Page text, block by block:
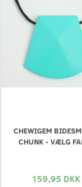
CHEWIGEM
CHUNK - VÆLG
159,95 DKK